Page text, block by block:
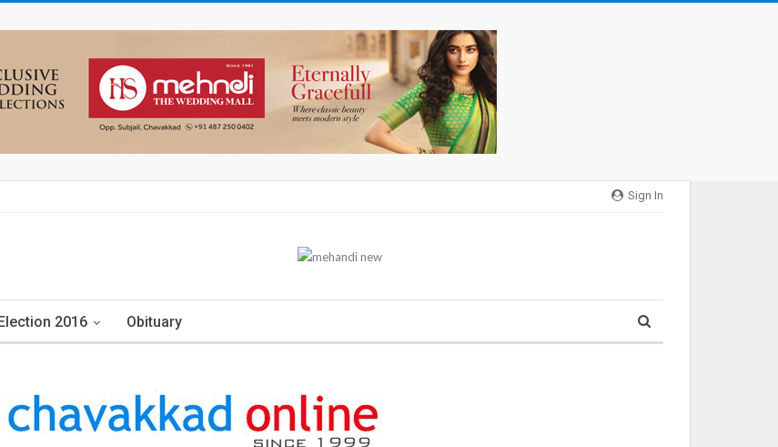
Sign In
2016 Obituary